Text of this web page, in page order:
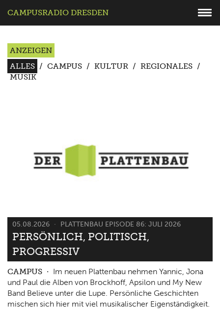
CAMPUSRADIO DRESDEN
ANZEIGEN
ALLES / CAMPUS / KULTUR / REGIONALES /
MUSIK
05.08.2026 PLATTENBAU EPISODE 86: JULI 2026
PERSÖNLICH, POLITISCH,
PROGRESSIV
CAMPUS
Im neuen Plattenbau nehmen Yannic, Jona
und Paul die Alben von Brockhoff, Apsilon und My New
Band Believe unter die Lupe. Persönliche Geschichten
mischen sich hier mit viel musikalischer Eigenständigkeit.